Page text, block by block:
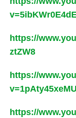
https://
ztZW8
https://
v=1pAty45xeMU
https://